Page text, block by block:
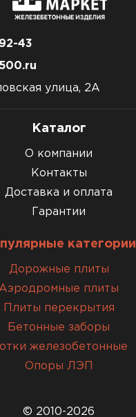
43
улица, 2А
Каталог
О компании
Контакты
Доставка и оплата
Гарантии
категории
Дорожные плиты
плиты
Плиты перекрытия
Бетонные заборы
железобетонные
Опоры ЛЭП
© 2010-2026